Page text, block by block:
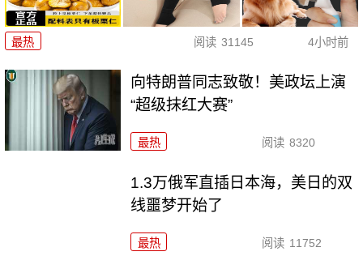
最热 阅读 31145 4小时前
向特朗普同志致敬！美政坛上演
“超级抹红大赛”
最热 阅读 8320
1.3万俄军直插日本海，美日的双
线噩梦开始了
最热 阅读 11752